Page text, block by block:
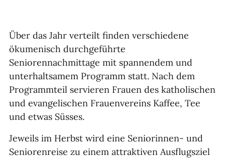
Über das Jahr verteilt finden verschiedene
ökumenisch durchgeführte
Seniorennachmittage mit spannendem und
unterhaltsamem Programm statt. Nach dem
Programmteil servieren Frauen des katholischen
und evangelischen Frauenvereins Kaffee, Tee
und etwas Süsses.
Jeweils im Herbst wird eine Seniorinnen- und
Seniorenreise zu einem attraktiven Ausflugsziel